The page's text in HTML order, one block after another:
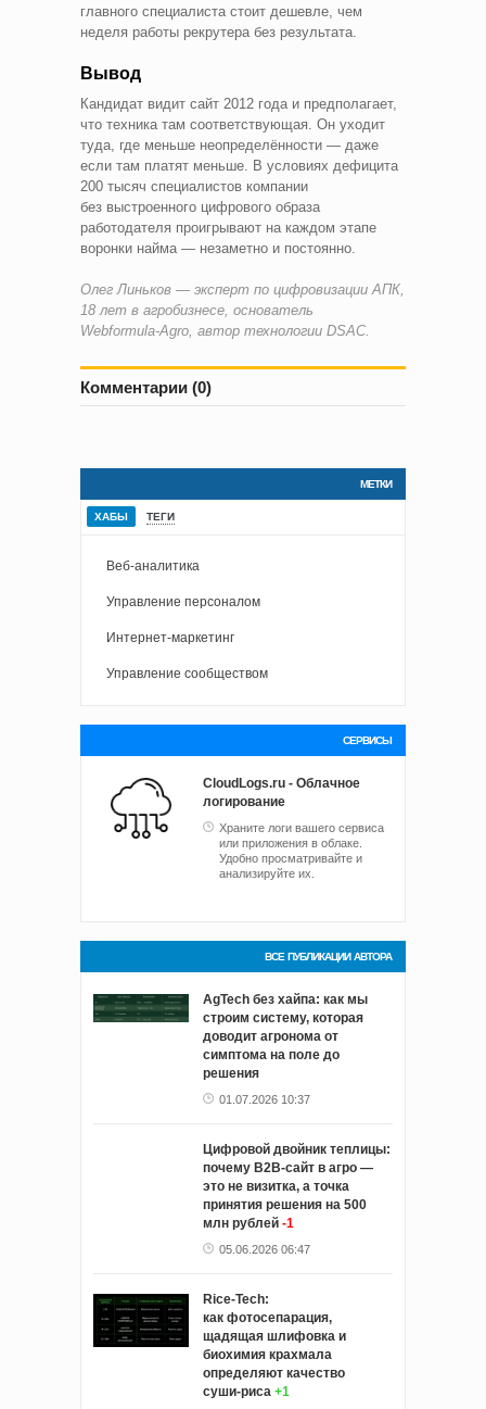
главного специалиста стоит дешевле, чем
неделя работы рекрутера без результата.
Вывод
Кандидат видит сайт 2012 года и предполагает,
что техника там соответствующая. Он уходит
туда, где меньше неопределённости — даже
если там платят меньше. В условиях дефицита
200 тысяч специалистов компании
без выстроенного цифрового образа
работодателя проигрывают на каждом этапе
воронки найма — незаметно и постоянно.
Олег Линьков — эксперт по цифровизации АПК,
18 лет в агробизнесе, основатель
Webformula‑Agro, автор технологии DSAC.
Комментарии (0)
МЕТКИ
ХАБЫ ТЕГИ
Веб-аналитика
Управление персоналом
Интернет-маркетинг
Управление сообществом
СЕРВИСЫ
CloudLogs.ru - Облачное
логирование
Храните логи вашего сервиса
или приложения в облаке.
Удобно просматривайте и
анализируйте их.
ВСЕ ПУБЛИКАЦИИ АВТОРА
AgTech без хайпа: как мы
строим систему, которая
доводит агронома от
симптома на поле до
решения
01.07.2026 10:37
Цифровой двойник теплицы:
почему B2B-сайт в агро —
это не визитка, а точка
принятия решения на 500
млн рублей -1
05.06.2026 06:47
Rice‑Tech:
как фотосепарация,
щадящая шлифовка и
биохимия крахмала
определяют качество
суши‑риса +1